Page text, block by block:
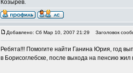
Козырев.
Добавлено: Сб Мар 10, 2007 21:29 Заголовок
Ребята!!! Помогите найти Ганина Юрия, год
в Борисоглебске, после выхода на пенсию жил